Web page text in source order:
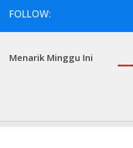
FOLLOW:
Menarik Minggu Ini